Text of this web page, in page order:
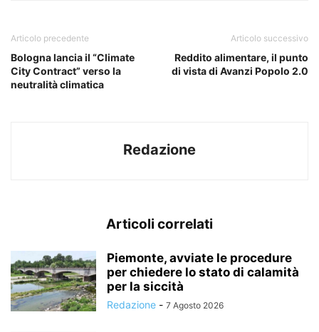
Articolo precedente
Bologna lancia il “Climate
City Contract” verso la
neutralità climatica
Articolo successivo
Reddito alimentare, il punto
di vista di Avanzi Popolo 2.0
Redazione
Articoli correlati
Piemonte, avviate le procedure
per chiedere lo stato di calamità
per la siccità
Redazione - 7 Agosto 2026